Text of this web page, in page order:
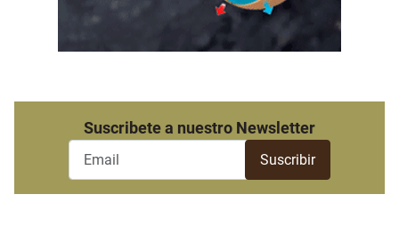
Suscribete a nuestro Newsletter